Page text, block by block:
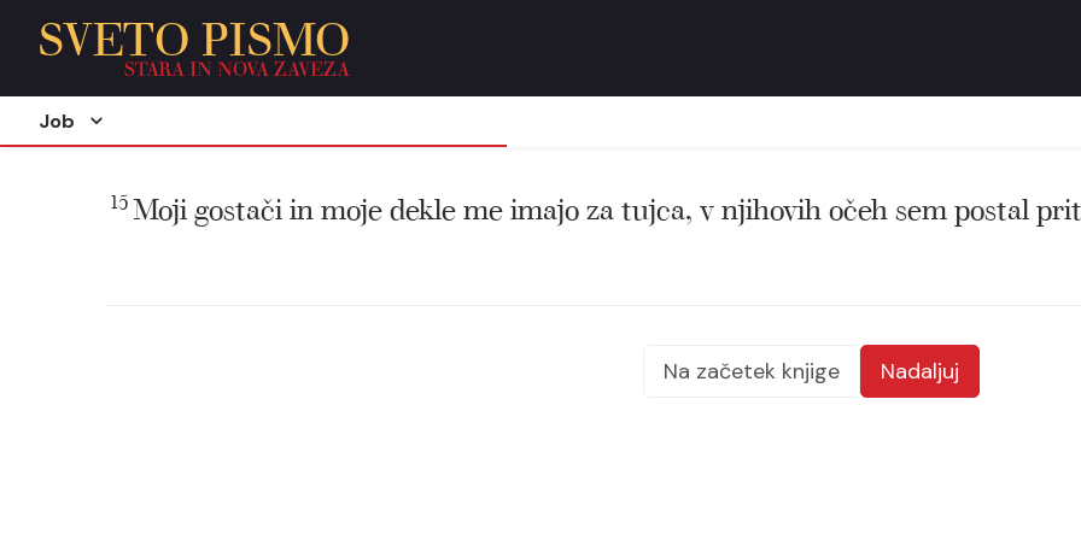
SVETO PISMO
STARA IN NOVA ZAVEZA
Job
15Moji gostači in moje dekle me imajo za tujca, v njihovih očeh sem postal
Na začetek knjige Nadaljuj